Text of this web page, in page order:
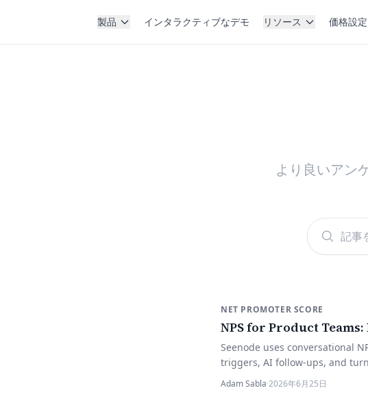
製品 インタラクティブなデモ リソース 価格設定
より良いアン
NET PROMOTER SCORE
NPS for Product
Seenode uses conversational
triggers, AI follow-ups, and
Adam Sabla·2026年6月25日